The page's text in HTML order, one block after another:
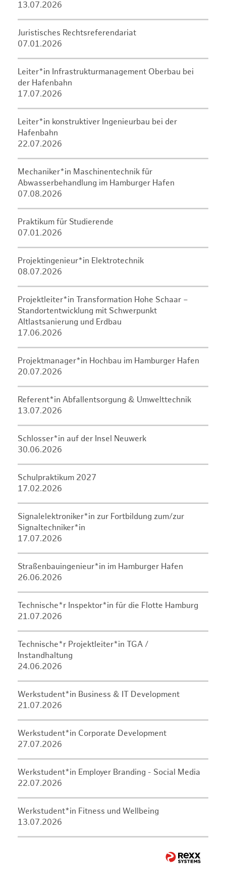
13.07.2026
Juristisches Rechtsreferendariat
07.01.2026
Leiter*in Infrastrukturmanagement Oberbau bei
der Hafenbahn
17.07.2026
Leiter*in konstruktiver Ingenieurbau bei der
Hafenbahn
22.07.2026
Mechaniker*in Maschinentechnik für
Abwasserbehandlung im Hamburger Hafen
07.08.2026
Praktikum für Studierende
07.01.2026
Projektingenieur*in Elektrotechnik
08.07.2026
Projektleiter*in Transformation Hohe Schaar –
Standortentwicklung mit Schwerpunkt
Altlastsanierung und Erdbau
17.06.2026
Projektmanager*in Hochbau im Hamburger Hafen
20.07.2026
Referent*in Abfallentsorgung & Umwelttechnik
13.07.2026
Schlosser*in auf der Insel Neuwerk
30.06.2026
Schulpraktikum 2027
17.02.2026
Signalelektroniker*in zur Fortbildung zum/zur
Signaltechniker*in
17.07.2026
Straßenbauingenieur*in im Hamburger Hafen
26.06.2026
Technische*r Inspektor*in für die Flotte Hamburg
21.07.2026
Technische*r Projektleiter*in TGA /
Instandhaltung
24.06.2026
Werkstudent*in Business & IT Development
21.07.2026
Werkstudent*in Corporate Development
27.07.2026
Werkstudent*in Employer Branding - Social Media
22.07.2026
Werkstudent*in Fitness und Wellbeing
13.07.2026